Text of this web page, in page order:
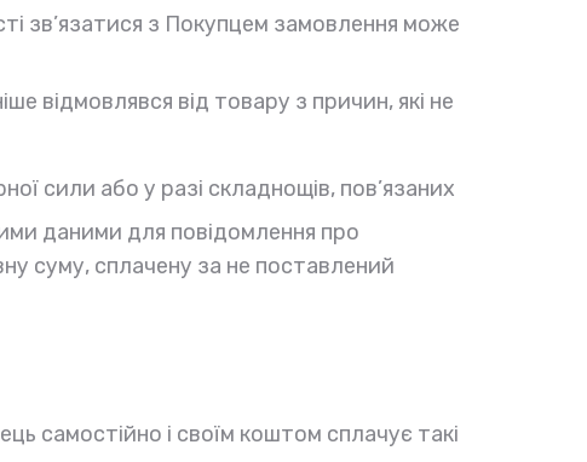
зв’язатися з Покупцем замовлення може
відмовлявся від товару з причин, які не
сили або у разі складнощів, пов’язаних
даними для повідомлення про
суму, сплачену за не поставлений
самостійно і своїм коштом сплачує такі